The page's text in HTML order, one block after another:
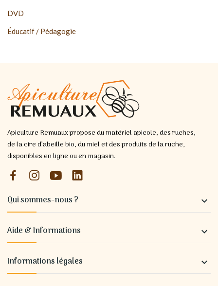
DVD
Éducatif / Pédagogie
Apiculture Remuaux propose du matériel apicole, des ruches,
de la cire d’abeille bio, du miel et des produits de la ruche,
disponibles en ligne ou en magasin.
Qui sommes-nous ? 
Aide & Informations 
Informations légales 